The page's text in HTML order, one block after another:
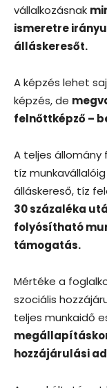
vállalkozásnak
ismeretre
álláskeresőt.
A képzés lehet
képzés, de
felnőttképző –
A teljes
tíz
álláskereső, tíz
30 százaléka
folyósítható
támogatás.
Mértéke a
szociális
teljes munkaidő
hozzájárulási